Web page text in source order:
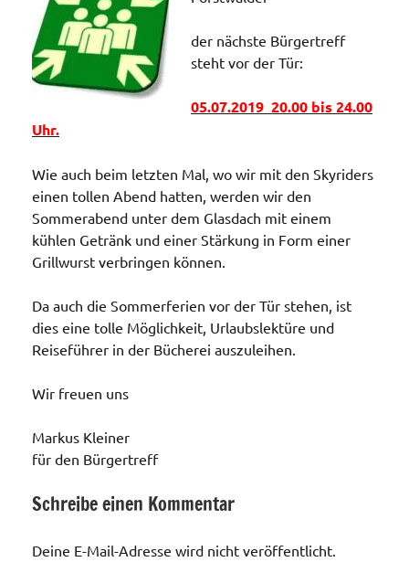
der nächste Bürgertreff
steht vor der Tür:
05.07.2019 20.00 bis 24.00
Uhr.
Wie auch beim letzten Mal, wo wir mit den Skyriders
einen tollen Abend hatten, werden wir den
Sommerabend unter dem Glasdach mit einem
kühlen Getränk und einer Stärkung in Form einer
Grillwurst verbringen können.
Da auch die Sommerferien vor der Tür stehen, ist
dies eine tolle Möglichkeit, Urlaubslektüre und
Reiseführer in der Bücherei auszuleihen.
Wir freuen uns
Markus Kleiner
für den Bürgertreff
Schreibe einen Kommentar
Deine E-Mail-Adresse wird nicht veröffentlicht.